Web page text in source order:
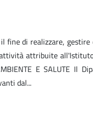
di realizzare,
attribuite
E SALUTE Il
dal...